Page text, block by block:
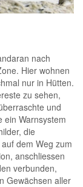
nach
Hier wohnen
nur in Hütten.
zu sehen,
und
ein Warnsystem
die
dem Weg zum
anschliessen
verbunden,
Gewächsen aller